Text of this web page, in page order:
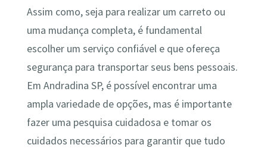
Assim como, seja para realizar um carreto ou
uma mudança completa, é fundamental
escolher um serviço confiável e que ofereça
segurança para transportar seus bens pessoais.
Em Andradina SP, é possível encontrar uma
ampla variedade de opções, mas é importante
fazer uma pesquisa cuidadosa e tomar os
cuidados necessários para garantir que tudo